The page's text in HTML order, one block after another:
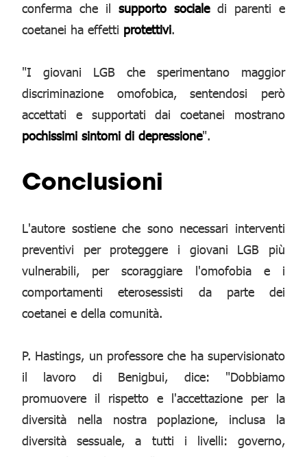
conferma che il supporto socialedi parenti e
coetanei ha effetti protettivi.
"I giovani LGB che sperimentano maggior
discriminazione omofobica, sentendosi però
accettati e supportati dai coetanei mostrano
pochissimi sintomi di depressione".
Conclusioni
L'autore sostiene che sono necessari interventi
preventivi per proteggere i giovani LGB più
vulnerabili, per scoraggiare l'omofobia e i
comportamenti eterosessisti da parte dei
coetanei e della comunità.
P. Hastings, un professore che ha supervisionato
il lavoro di Benigbui, dice: "Dobbiamo
promuovere il rispetto e l'accettazione per la
diversità nella nostra poplazione, inclusa la
diversità sessuale, a tutti i livelli: governo,